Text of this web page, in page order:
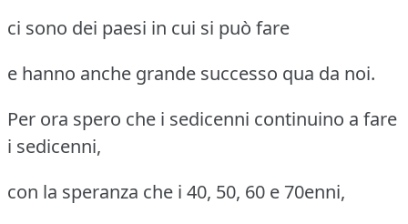
ci sono dei paesi in cui si può fare
e hanno anche grande successo qua da noi.
Per ora spero che i sedicenni continuino a fare
i sedicenni,
con la speranza che i 40, 50, 60 e 70enni,